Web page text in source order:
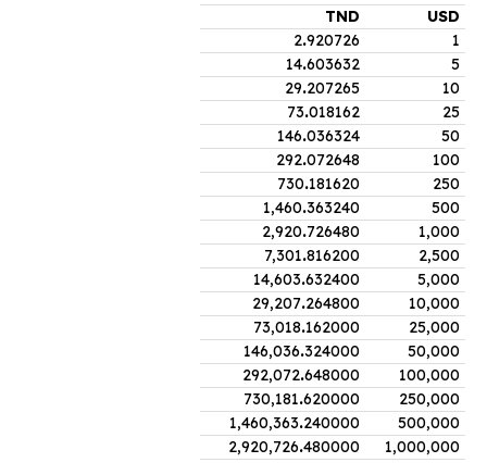
USD
TND
1
2.920726
5
14.603632
10
29.207265
25
73.018162
50
146.036324
100
292.072648
250
730.181620
500
1,460.363240
1,000
2,920.726480
2,500
7,301.816200
5,000
14,603.632400
10,000
29,207.264800
25,000
73,018.162000
50,000
146,036.324000
100,000
292,072.648000
250,000
730,181.620000
500,000
1,460,363.240000
1,000,000
2,920,726.480000